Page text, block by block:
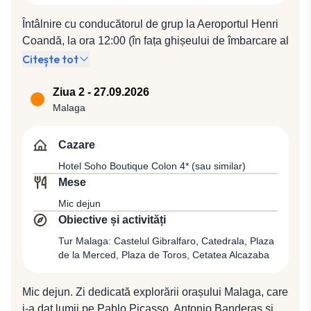
Întâlnire cu conducătorul de grup la Aeroportul Henri
Coandă, la ora 12:00 (în fața ghișeului de îmbarcare al
companiei Wizz Air). Plecare spre Malaga cu
Transfer și cazare la Hotel Soho Boutique Colon 4*
(sau similar).
Citește tot
Ziua 2 - 27.09.2026
Malaga
Cazare
Hotel Soho Boutique Colon 4* (sau similar)
Mese
Mic dejun
Obiective și activități
Tur Malaga: Castelul Gibralfaro, Catedrala, Plaza
de la Merced, Plaza de Toros, Cetatea Alcazaba
Mic dejun. Zi dedicată explorării orașului Malaga, care